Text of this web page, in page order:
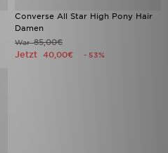
Converse All Star High Pony Hair
Damen
War85,00€
Jetzt 40,00€ - 53%